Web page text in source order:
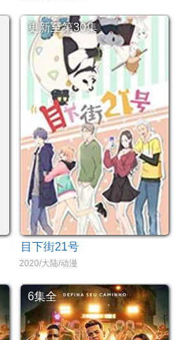
更新至第30集
目下街21号
2020/大陆/动漫
6集全